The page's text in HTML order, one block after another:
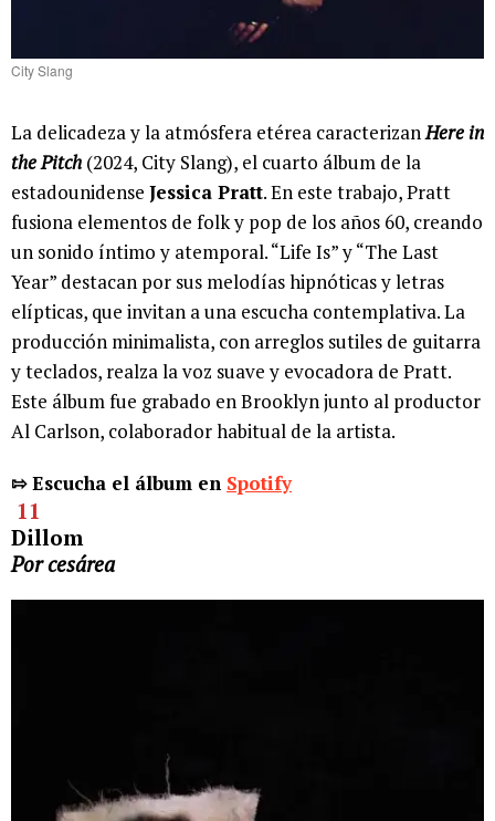
City Slang
La delicadeza y la atmósfera etérea caracterizanHere in
the Pitch (2024, City Slang), el cuarto álbum de la
estadounidense Jessica Pratt. En este trabajo, Pratt
fusiona elementos de folk y pop de los años 60, creando
un sonido íntimo y atemporal. “Life Is” y “The Last
Year” destacan por sus melodías hipnóticas y letras
elípticas, que invitan a una escucha contemplativa. La
producción minimalista, con arreglos sutiles de guitarra
y teclados, realza la voz suave y evocadora de Pratt.
Este álbum fue grabado en Brooklyn junto al productor
Al Carlson, colaborador habitual de la artista.
⇰ Escucha el álbum en Spotify
11
Dillom
Por cesárea